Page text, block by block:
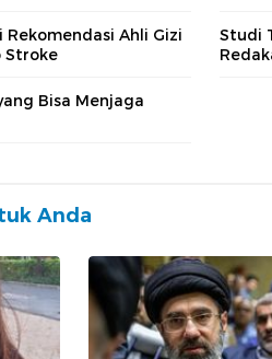
Ahli Gizi
Stroke
Studi
Bisa Menjaga
Anda